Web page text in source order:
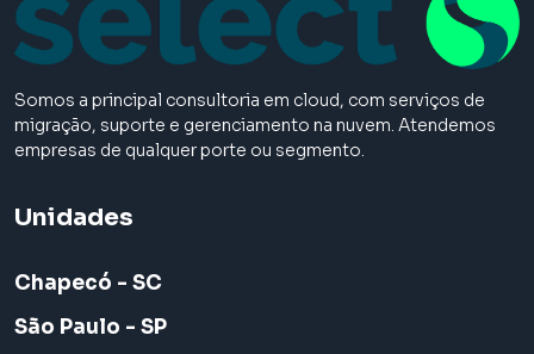
Somos a principal consultoria em cloud, com serviços de
migração, suporte e gerenciamento na nuvem. Atendemos
empresas de qualquer porte ou segmento.
Unidades
Chapecó - SC
São Paulo - SP